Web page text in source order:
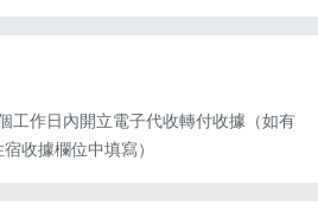
工作日內開立電子代收轉付收據（如有
收據欄位中填寫）